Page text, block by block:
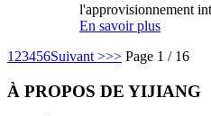
l'approvisionnement
En savoir plus
1 23456Suivant >>> Page 1 / 16
À PROPOS DE YIJIANG